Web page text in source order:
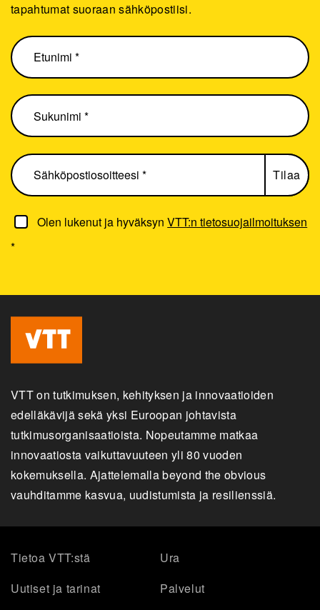
Olen lukenut ja hyväksynVTT:n tietosuojailmoituksen
*
tapahtumat suoraan sähköpostiisi.
VTT on tutkimuksen, kehityksen ja innovaatioiden
edelläkävijä sekä yksi Euroopan johtavista
tutkimusorganisaatioista. Nopeutamme matkaa
innovaatiosta vaikuttavuuteen yli 80 vuoden
kokemuksella. Ajattelemalla beyond the obvious
vauhditamme kasvua, uudistumista ja resilienssiä.
Tietoa VTT:stä
Ura
Uutiset ja tarinat
Palvelut